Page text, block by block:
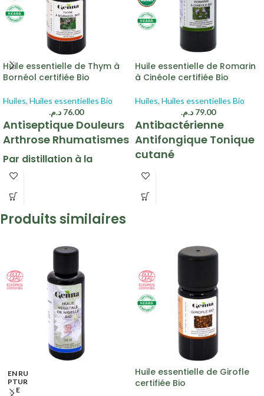
Huile essentielle de Thym à
Bornéol certifiée Bio
Huiles, Huiles essentielles Bio
76.00 د.م.
Antiseptique Douleurs
Arthrose Rhumatismes
Par distillation à la
vapeur
Parties aériennes fleuries de Thym à
Bornéol
Huile essentielle de Romarin
à Cinéole certifiée Bio
Huiles, Huiles essentielles Bio
79.00 د.م.
Antibactérienne
Antifongique Tonique
cutané
Distillation complète par
d’eau
Produits similaires
EN RU
PTUR
E
Huile essentielle de Girofle
certifiée Bio